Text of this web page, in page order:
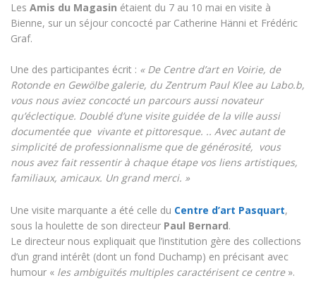
Les Amis du Magasin étaient du 7 au 10 mai en visite à
Bienne, sur un séjour concocté par Catherine Hänni et Frédéric
Graf.
Une des participantes écrit : « De Centre d’art en Voirie, de
Rotonde en Gewölbe galerie, du Zentrum Paul Klee au Labo.b,
vous nous aviez concocté un parcours aussi novateur
qu’éclectique. Doublé d’une visite guidée de la ville aussi
documentée que vivante et pittoresque. .. Avec autant de
simplicité de professionnalisme que de générosité, vous
nous avez fait ressentir à chaque étape vos liens artistiques,
familiaux, amicaux. Un grand merci. »
Une visite marquante a été celle du Centre d’art Pasquart,
sous la houlette de son directeur Paul Bernard.
Le directeur nous expliquait que l’institution gère des collections
d’un grand intérêt (dont un fond Duchamp) en précisant avec
humour « les ambiguïtés multiples caractérisent ce centre».